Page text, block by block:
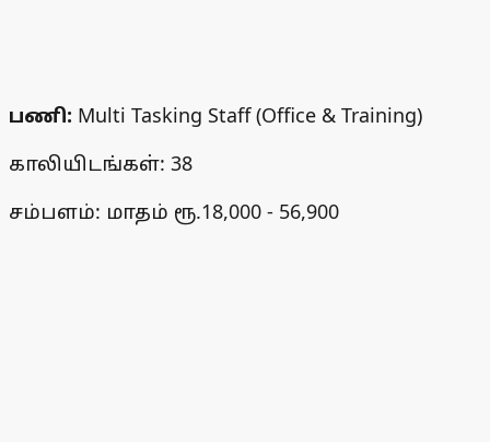
பணி: Multi Tasking Staff (Office & Training)
காலியிடங்கள்: 38
சம்பளம்: மாதம் ரூ.18,000 - 56,900